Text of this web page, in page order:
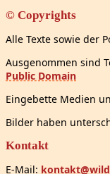
© Copyrights
Alle Texte sowie der
Ausgenommen sind
Public Domain
Eingebette Medien
Bilder haben
Kontakt
E-Mail: